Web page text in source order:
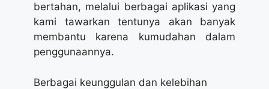
bertahan, melalui berbagai aplikasi yang
kami tawarkan tentunya akan banyak
membantu karena kumudahan dalam
penggunaannya.
Berbagai keunggulan dan kelebihan